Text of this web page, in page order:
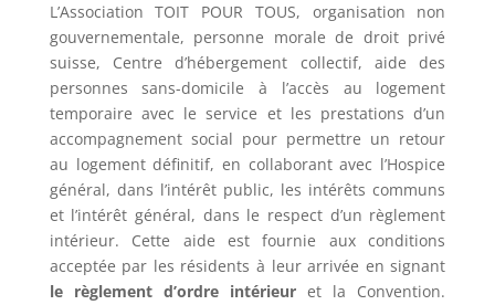
L’Association TOIT POUR TOUS, organisation non
gouvernementale, personne morale de droit privé
suisse, Centre d’hébergement collectif, aide des
personnes sans-domicile à l’accès au logement
temporaire avec le service et les prestations d’un
accompagnement social pour permettre un retour
au logement définitif, en collaborant avec l’Hospice
général, dans l’intérêt public, les intérêts communs
et l’intérêt général, dans le respect d’un règlement
intérieur. Cette aide est fournie aux conditions
acceptée par les résidents à leur arrivée en signant
le règlement d’ordre intérieur et la Convention.